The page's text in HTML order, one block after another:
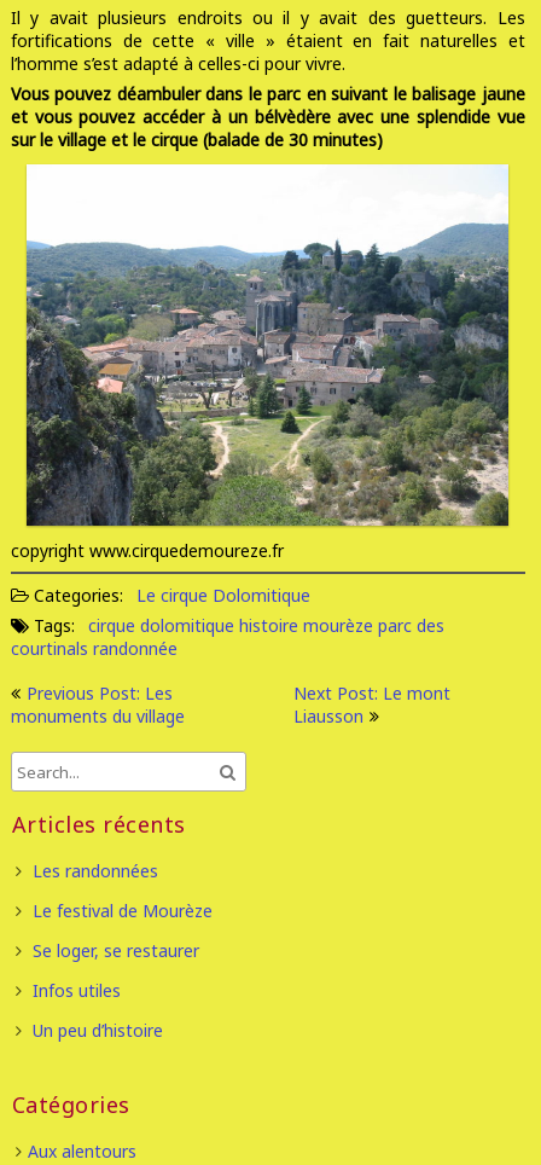
Il y avait plusieurs endroits ou il y avait des guetteurs. Les
fortifications de cette « ville » étaient en fait naturelles et
l’homme s’est adapté à celles-ci pour vivre.
Vous pouvez déambuler dans le parc en suivant le balisage jaune
et vous pouvez accéder à un bélvèdère avec une splendide vue
sur le village et le cirque (balade de 30 minutes)
copyright www.cirquedemoureze.fr
Categories:
Le cirque Dolomitique
Tags:
cirque dolomitique histoire mourèze parc des
courtinals randonnée
Previous Post: Les
monuments du village
Next Post: Le mont
Liausson
Articles récents
Les randonnées
Le festival de Mourèze
Se loger, se restaurer
Infos utiles
Un peu d’histoire
Catégories
Aux alentours